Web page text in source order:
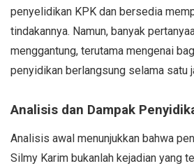
penyelidikan KPK dan bersedia
tindakannya. Namun, banyak
menggantung, terutama mengenai
penyidikan berlangsung selama satu
Analisis dan Dampak
Analisis awal menunjukkan bahwa
Silmy Karim bukanlah kejadian yang